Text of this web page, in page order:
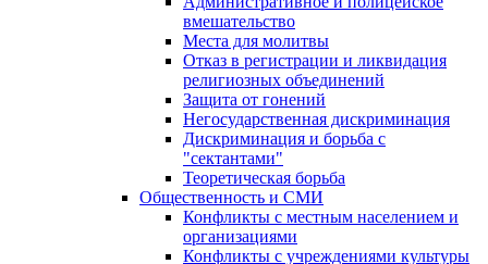
вмешательство
Места для молитвы
Отказ в регистрации и ликвидация
религиозных объединений
Защита от гонений
Негосударственная дискриминация
Дискриминация и борьба с
"сектантами"
Теоретическая борьба
Общественность и СМИ
Конфликты с местным населением и
организациями
Конфликты с учреждениями культуры